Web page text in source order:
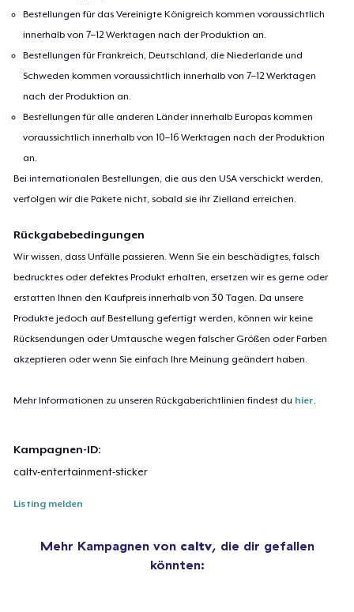
Bestellungen für das Vereinigte Königreich kommen voraussichtlich
innerhalb von 7–12 Werktagen nach der Produktion an.
Bestellungen für Frankreich, Deutschland, die Niederlande und
Schweden kommen voraussichtlich innerhalb von 7–12 Werktagen
nach der Produktion an.
Bestellungen für alle anderen Länder innerhalb Europas kommen
voraussichtlich innerhalb von 10–16 Werktagen nach der Produktion
an.
Bei internationalen Bestellungen, die aus den USA verschickt werden,
verfolgen wir die Pakete nicht, sobald sie ihr Zielland erreichen.
Rückgabebedingungen
Wir wissen, dass Unfälle passieren. Wenn Sie ein beschädigtes, falsch
bedrucktes oder defektes Produkt erhalten, ersetzen wir es gerne oder
erstatten Ihnen den Kaufpreis innerhalb von 30 Tagen. Da unsere
Produkte jedoch auf Bestellung gefertigt werden, können wir keine
Rücksendungen oder Umtausche wegen falscher Größen oder Farben
akzeptieren oder wenn Sie einfach Ihre Meinung geändert haben.
Mehr Informationen zu unseren Rückgaberichtlinien findest du hier
Kampagnen-ID:
caltv-entertainment-sticker
Listing melden
Mehr Kampagnen von caltv, die dir gefallen
könnten: